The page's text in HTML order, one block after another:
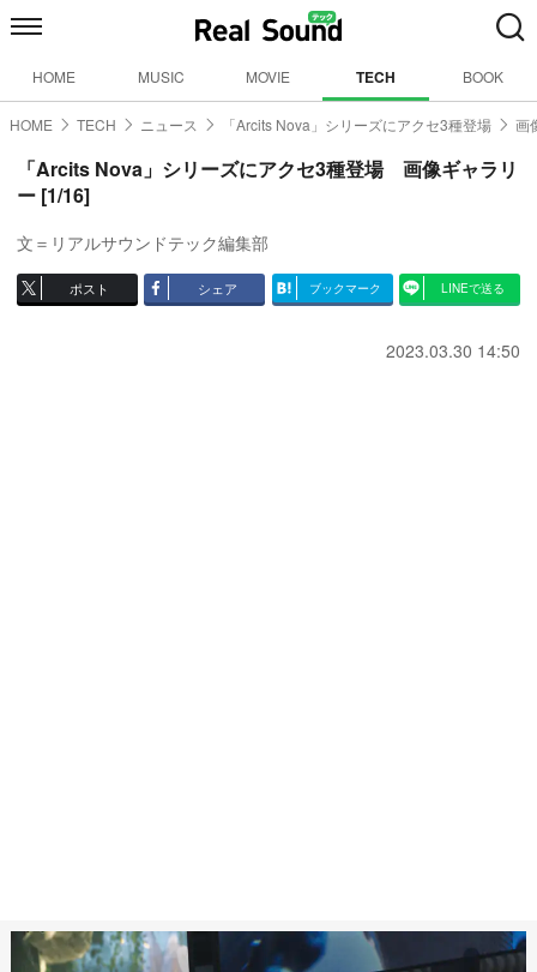
HOME MUSIC MOVIE TECH BOOK
HOME TECH ニュース 「Arcits Nova」シリーズにアクセ3種登場 画
「Arcits Nova」シリーズにアクセ3種登場 画像ギャラリ
ー [1/16]
文＝リアルサウンドテック編集部
ポスト シェア ブックマーク LINEで送る
2023.03.30 14:50